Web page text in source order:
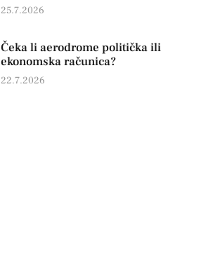
25.7.2026
Čeka li aerodrome politička ili
ekonomska računica?
22.7.2026